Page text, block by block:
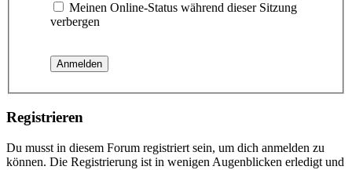
Meinen Online-Status während dieser Sitzung
verbergen
Registrieren
Du musst in diesem Forum registriert sein, um dich anmelden zu
können. Die Registrierung ist in wenigen Augenblicken erledigt und